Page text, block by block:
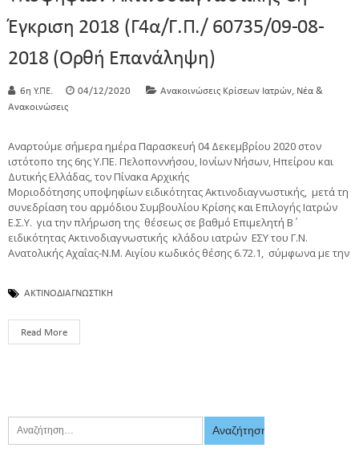
Έγκριση 2018 (Γ4α/Γ.Π./ 60735/09-08-
2018 (Ορθή Επανάληψη)
6η Υ.ΠΕ. 04/12/2020 Ανακοινώσεις Κρίσεων Ιατρών, Νέα &
Ανακοινώσεις
Αναρτούμε σήμερα ημέρα Παρασκευή 04 Δεκεμβρίου 2020 στον
ιστότοπο της 6ης Υ.ΠΕ. Πελοποννήσου, Ιονίων Νήσων, Ηπείρου και
Δυτικής Ελλάδας, τον Πίνακα Αρχικής
Μοριοδότησης υποψηφίων ειδικότητας Ακτινοδιαγνωστικής, μετά τη
συνεδρίαση του αρμόδιου Συμβουλίου Κρίσης και Επιλογής Ιατρών
Ε.Σ.Υ. για την πλήρωση της θέσεως σε βαθμό Επιμελητή Β΄
ειδικότητας Ακτινοδιαγνωστικής κλάδου ιατρών ΕΣΥ του Γ.Ν.
Ανατολικής Αχαΐας-Ν.Μ. Αιγίου κωδικός θέσης 6.72.1, σύμφωνα με την
ΑΚΤΙΝΟΔΙΑΓΝΩΣΤΙΚΗ
Read More